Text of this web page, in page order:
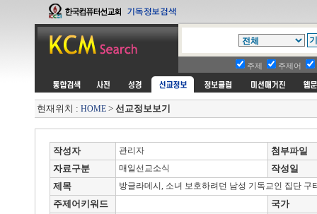
주제 주제어
현재위치 : HOME > 선교정보보기
작성자 관리자
첨부파일
자료구분
매일선교소식
작성일
제목
방글라데시, 소녀 보호하려던 남성 기독교인 집단 구
주제어키워드 국가